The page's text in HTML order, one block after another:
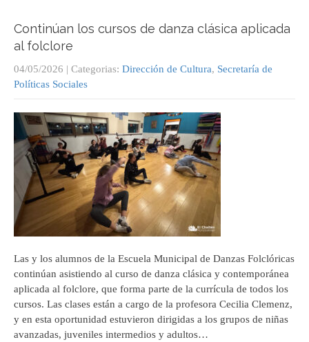
Continúan los cursos de danza clásica aplicada
al folclore
04/05/2026 | Categorias: Dirección de Cultura, Secretaría de
Políticas Sociales
Las y los alumnos de la Escuela Municipal de Danzas Folclóricas
continúan asistiendo al curso de danza clásica y contemporánea
aplicada al folclore, que forma parte de la currícula de todos los
cursos. Las clases están a cargo de la profesora Cecilia Clemenz,
y en esta oportunidad estuvieron dirigidas a los grupos de niñas
avanzadas, juveniles intermedios y adultos…